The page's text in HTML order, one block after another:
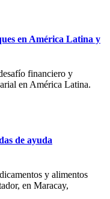
en América Latina y
financiero y
en América Latina.
de ayuda
y alimentos
en Maracay,